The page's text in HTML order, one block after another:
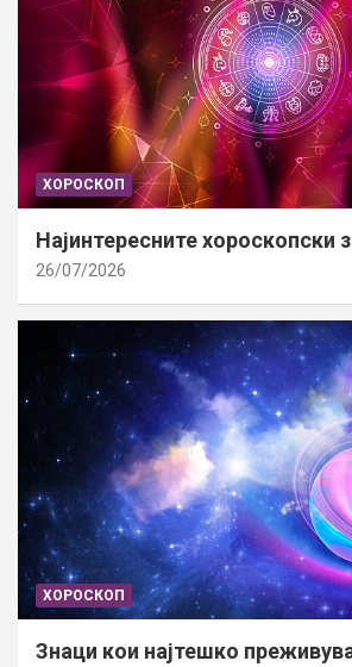
ХОРОСКОП
Најинтересните хороскопски
26/07/2026
ХОРОСКОП
Знаци кои најтешко